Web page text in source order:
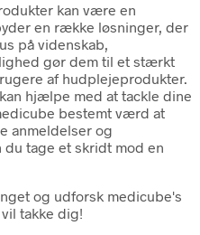
kan være en
en række løsninger, der
på videnskab,
gør dem til et stærkt
af hudplejeprodukter.
hjælpe med at tackle dine
bestemt værd at
anmeldelser og
tage et skridt mod en
og udforsk medicube's
takke dig!